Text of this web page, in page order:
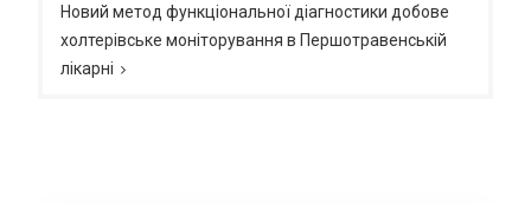
Новий метод функціональної діагностики добове
холтерівське моніторування в Першотравенській
лікарні